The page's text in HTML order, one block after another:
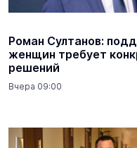
Роман Султанов:
женщин требует
решений
Вчера 09:00